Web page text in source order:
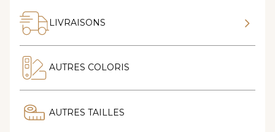
LIVRAISONS
AUTRES COLORIS
AUTRES TAILLES